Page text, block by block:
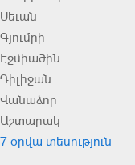
Սեւան
Գյումրի
Էջմիածին
Դիլիջան
Վանաձոր
Աշտարակ
7 օրվա տեսություն